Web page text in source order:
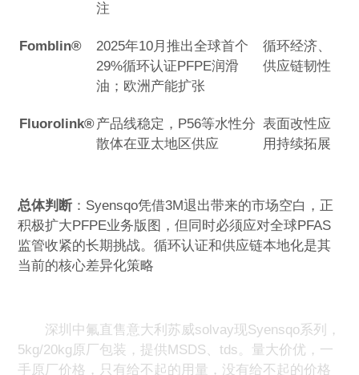
注
Fomblin®
2025年10月推出全球首个
29%循环认证PFPE润滑
油；欧洲产能扩张
循环经济、
供应链韧性
Fluorolink®产品线稳定，P56等水性分
散体在亚太地区供应
表面改性应
用持续拓展
总体判断 ：Syensqo凭借3M退出带来的市场空白，正
积极扩大PFPE业务版图，但同时必须应对全球PFAS
监管收紧的长期挑战。循环认证和供应链本地化是其
当前的核心差异化策略
深圳中氟直售意大利苏威solvay现Syensqo系列，
5kg/20kg原厂包装，提供MSDS、tds。量大价优，一
手原厂价格，只有给不起的用量，没有给不起的价格